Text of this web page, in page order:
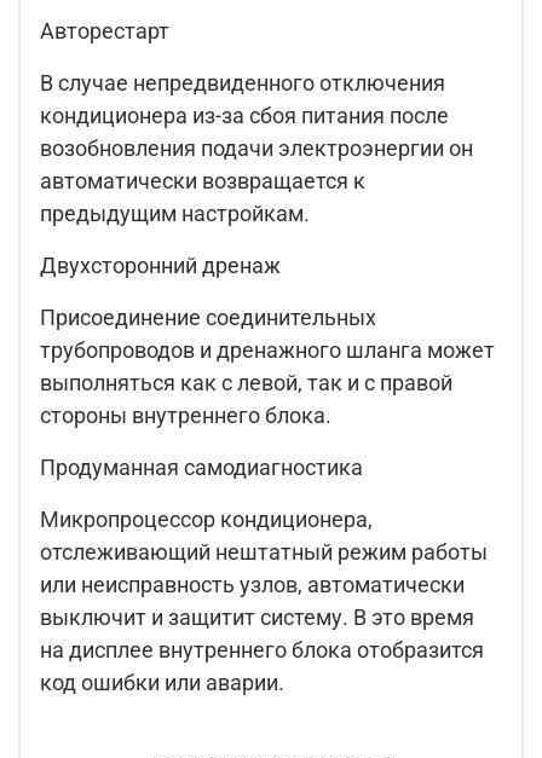
Авторестарт
В случае непредвиденного отключения
кондиционера из-за сбоя питания после
возобновления подачи электроэнергии он
автоматически возвращается к
предыдущим настройкам.
Двухсторонний дренаж
Присоединение соединительных
трубопроводов и дренажного шланга может
выполняться как с левой, так и с правой
стороны внутреннего блока.
Продуманная самодиагностика
Микропроцессор кондиционера,
отслеживающий нештатный режим работы
или неисправность узлов, автоматически
выключит и защитит систему. В это время
на дисплее внутреннего блока отобразится
код ошибки или аварии.